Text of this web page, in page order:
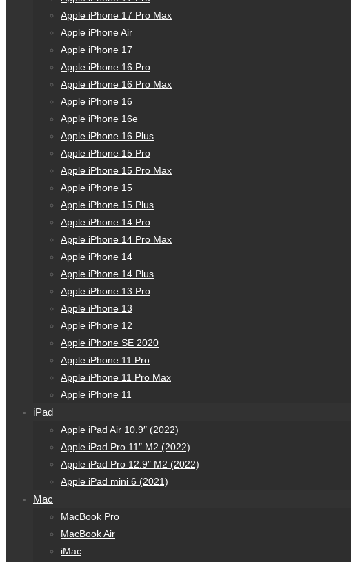
Apple iPhone 17 Pro Max
Apple iPhone Air
Apple iPhone 17
Apple iPhone 16 Pro
Apple iPhone 16 Pro Max
Apple iPhone 16
Apple iPhone 16e
Apple iPhone 16 Plus
Apple iPhone 15 Pro
Apple iPhone 15 Pro Max
Apple iPhone 15
Apple iPhone 15 Plus
Apple iPhone 14 Pro
Apple iPhone 14 Pro Max
Apple iPhone 14
Apple iPhone 14 Plus
Apple iPhone 13 Pro
Apple iPhone 13
Apple iPhone 12
Apple iPhone SE 2020
Apple iPhone 11 Pro
Apple iPhone 11 Pro Max
Apple iPhone 11
iPad
Apple iPad Air 10.9″ (2022)
Apple iPad Pro 11″ M2 (2022)
Apple iPad Pro 12.9″ M2 (2022)
Apple iPad mini 6 (2021)
Mac
MacBook Pro
MacBook Air
iMac